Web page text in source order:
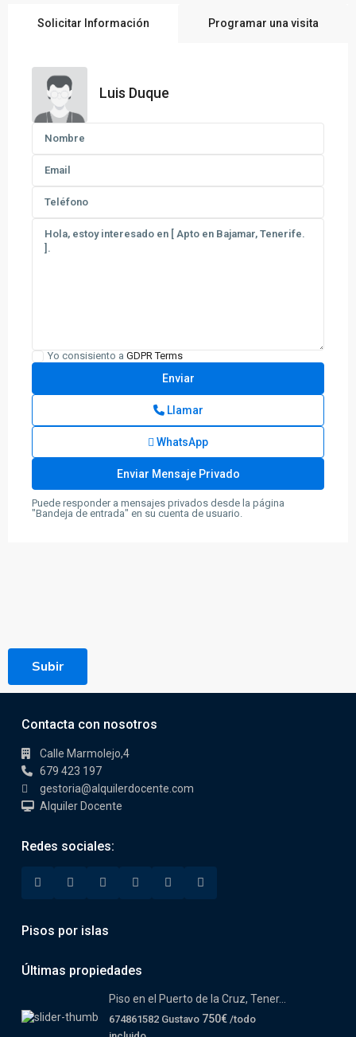
Solicitar Información Programar una visita
Luis Duque
Yo consisiento a GDPR Terms
Llamar
WhatsApp
Puede responder a mensajes privados desde la página
"Bandeja de entrada" en su cuenta de usuario.
Subir
Contacta con nosotros
Calle Marmolejo,4
679 423 197
gestoria@alquilerdocente.com
Alquiler Docente
Redes sociales:
Pisos por islas
Últimas propiedades
Piso en el Puerto de la Cruz, Tener...
674861582 Gustavo 750€ /todo